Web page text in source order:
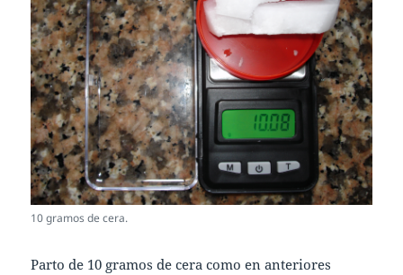
10 gramos de cera.
Parto de 10 gramos de cera como en anteriores